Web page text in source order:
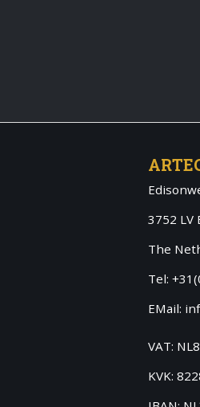
3752
The
Tel:
EMail:
VAT:
KVK: